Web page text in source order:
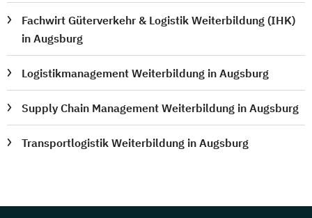
Fachwirt Güterverkehr & Logistik Weiterbildung (IHK)
in Augsburg
Logistikmanagement Weiterbildung in Augsburg
Supply Chain Management Weiterbildung in Augsburg
Transportlogistik Weiterbildung in Augsburg